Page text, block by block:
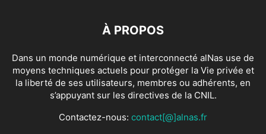
À PROPOS
Dans un monde numérique et interconnecté alNas use de
moyens techniques actuels pour protéger la Vie privée et
la liberté de ses utilisateurs, membres ou adhérents, en
s’appuyant sur les directives de la CNIL.
Contactez-nous: contact[@]alnas.fr